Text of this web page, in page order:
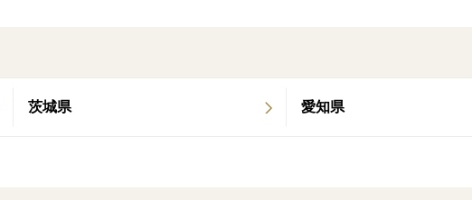
茨城県 愛知県